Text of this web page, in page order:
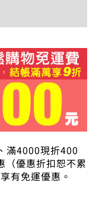
滿4000現折400
優惠折扣恕不累
有免運優惠。